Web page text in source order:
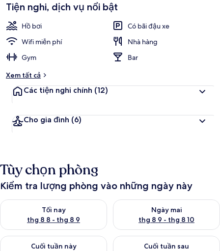
Tiện nghi, dịch vụ nổi bật
Hồ bơi
Có bãi đậu xe
Wifi miễn phí
Nhà hàng
Gym
Bar
Xem tất cả
Các tiện nghi chính (12)
Cho gia đình (6)
Tùy chọn phòng
Kiểm tra lượng phòng vào những ngày này
Tối nay
thg 8 8 - thg 8 9
Kiểm tra lượng phòng tối nay từ thg 8 8 - thg 8 9
Ngày mai
thg 8 9 - thg 8 10
Kiểm tra lượng phòng ngày
Cuối tuần này
Kiểm tra lượng phòng cuối tuần này từ thg 8 14 - thg 8 16
Cuối tuần sau
Kiểm tra lượng phòng cuối